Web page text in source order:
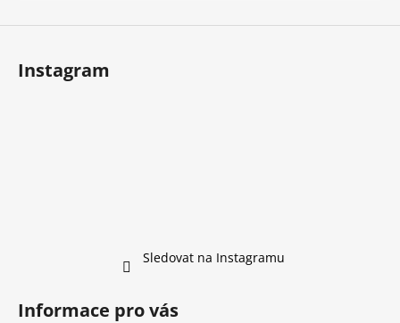
Instagram
Sledovat na Instagramu
Informace pro vás